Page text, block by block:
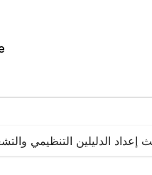
الدليلين التنظيمي